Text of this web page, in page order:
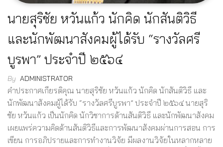
นายสุริชัย หวันแก้ว นักคิด นักสันติวิธี
และนักพัฒนาสังคมผู้ได้รับ “รางวัลศรี
บูรพา” ประจำปี ๒๕๖๔
By ADMINISTRATOR
คำประกาศเกียรติคุณ นายสุริชัย หวันแก้ว นักคิด นักสันติวิธี และ
นักพัฒนาสังคมผู้ได้รับ “รางวัลศรีบูรพา” ประจำปี ๒๕๖๔ นายสุริ
ชัย หวันแก้ว เป็นนักคิด นักวิชาการด้านสันติวิธี และนักพัฒนาสังคม
เผยแพร่ความคิดด้านสันติวิธีและการพัฒนาสังคมผ่านการสอน การ
เขียน การอภิปรายและการทำงานวิจัย มีผลงานวิจัยในหลากหลาย